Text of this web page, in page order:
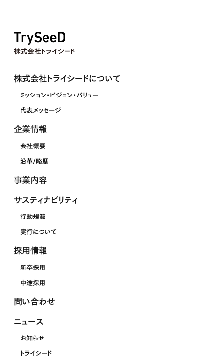
株式会社トライシード
株式会社トライシードについて
ミッション・ビジョン・バリュー
代表メッセージ
企業情報
会社概要
沿革/略歴
事業内容
サスティナビリティ
行動規範
実行について
採用情報
新卒採用
中途採用
問い合わせ
ニュース
お知らせ
トライシード